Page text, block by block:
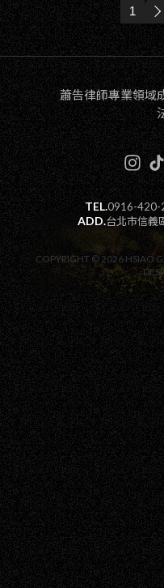
不會違法受罰？」本篇文章
導，針對 2026 年最新法規與
辦公、特休折抵與最新計程車
局合規的勞資關係！
蕭告律師專業領域
TEL.0916-420-
ADD.台北市信義
COPYRIGHT ©2026 HSIAO